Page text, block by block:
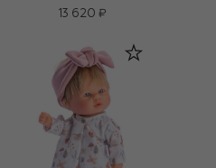
13 620 ₽